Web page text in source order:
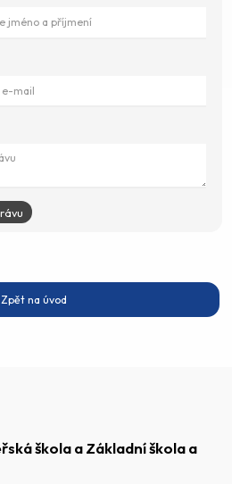
Zpět na úvod
škola a Základní škola a